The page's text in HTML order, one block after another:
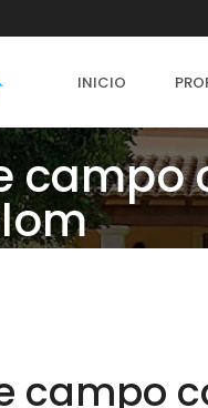
INICIO
campo
campo